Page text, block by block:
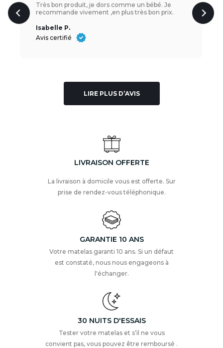
Très bon produit, je dors comme un bébé. Je
recommande vivement ,en plus très bon prix.
Isabelle P.
Avis certifié
LIRE PLUS D’AVIS
LIVRAISON OFFERTE
La livraison à domicile vous est offerte. Sur
prise de rendez-vous téléphonique.
GARANTIE 10 ANS
Votre matelas garanti 10 ans. Si un défaut
est constaté, nous nous engageons à
l'échanger.
30 NUITS D'ESSAIS
Tester votre matelas et s’il ne vous
convient pas, vous pouvez être remboursé .